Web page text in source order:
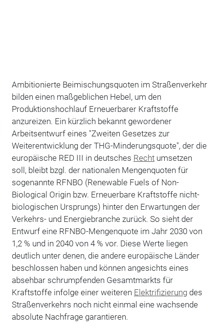
Ambitionierte Beimischungsquoten im Straßenverkehr
bilden einen maßgeblichen Hebel, um den
Produktionshochlauf Erneuerbarer Kraftstoffe
anzureizen. Ein kürzlich bekannt gewordener
Arbeitsentwurf eines "Zweiten Gesetzes zur
Weiterentwicklung der THG-Minderungsquote", der die
europäische RED III in deutsches Rechtumsetzen
soll, bleibt bzgl. der nationalen Mengenquoten für
sogenannte RFNBO (Renewable Fuels of Non-
Biological Origin bzw. Erneuerbare Kraftstoffe nicht-
biologischen Ursprungs) hinter den Erwartungen der
Verkehrs- und Energiebranche zurück. So sieht der
Entwurf eine RFNBO-Mengenquote im Jahr 2030 von
1,2 % und in 2040 von 4 % vor. Diese Werte liegen
deutlich unter denen, die andere europäische Länder
beschlossen haben und können angesichts eines
absehbar schrumpfenden Gesamtmarkts für
Kraftstoffe infolge einer weiteren Elektrifizierungdes
Straßenverkehrs noch nicht einmal eine wachsende
absolute Nachfrage garantieren.